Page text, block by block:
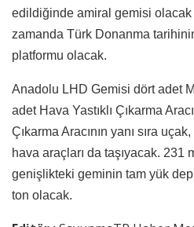
edildiğinde amiral gemisi olacak
zamanda Türk Donanma
platformu olacak.
Anadolu LHD Gemisi dört adet
adet Hava Yastıklı Çıkarma
Çıkarma Aracının yanı sıra
hava araçları da taşıyacak. 231
genişlikteki geminin tam yük
ton olacak.